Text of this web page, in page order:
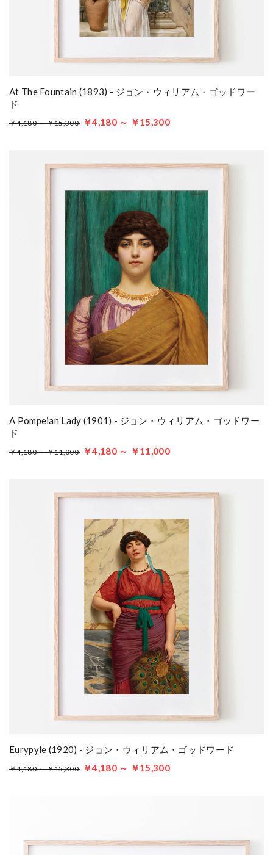
At The Fountain (1893) - ジョン・ウィリアム・ゴッドワー
ド
￥4,180 ～ ￥15,300 ￥4,180 ～ ￥15,300
A Pompeian Lady (1901) - ジョン・ウィリアム・ゴッドワー
ド
￥4,180 ～ ￥11,000 ￥4,180 ～ ￥11,000
Eurypyle (1920) - ジョン・ウィリアム・ゴッドワード
￥4,180 ～ ￥15,300 ￥4,180 ～ ￥15,300